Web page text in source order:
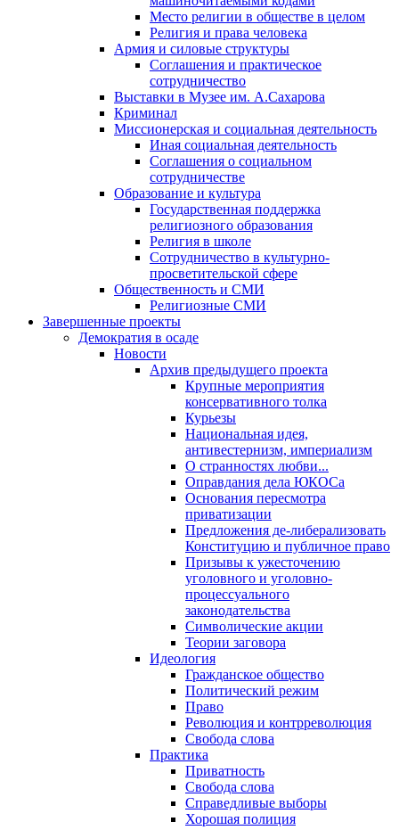
Место религии в обществе в целом
Религия и права человека
Армия и силовые структуры
Соглашения и практическое
сотрудничество
Выставки в Музее им. А.Сахарова
Криминал
Миссионерская и социальная деятельность
Иная социальная деятельность
Соглашения о социальном
сотрудничестве
Образование и культура
Государственная поддержка
религиозного образования
Религия в школе
Сотрудничество в культурно-
просветительской сфере
Общественность и СМИ
Религиозные СМИ
Завершенные проекты
Демократия в осаде
Новости
Архив предыдущего проекта
Крупные мероприятия
консервативного толка
Курьезы
Национальная идея,
антивестернизм, империализм
О странностях любви...
Оправдания дела ЮКОСа
Основания пересмотра
приватизации
Предложения де-либерализовать
Конституцию и публичное право
Призывы к ужесточению
уголовного и уголовно-
процессуального
законодательства
Символические акции
Теории заговора
Идеология
Гражданское общество
Политический режим
Право
Революция и контрреволюция
Свобода слова
Практика
Приватность
Свобода слова
Справедливые выборы
Хорошая полиция